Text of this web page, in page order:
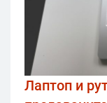
Лаптоп и